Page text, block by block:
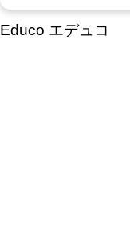
Educo エデュコ